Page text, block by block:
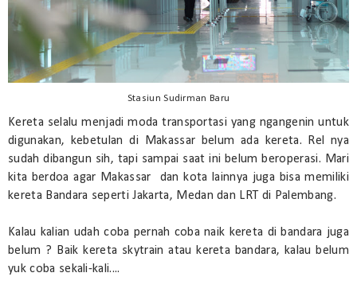
Stasiun Sudirman Baru
Kereta selalu menjadi moda transportasi yang ngangenin untuk
digunakan, kebetulan di Makassar belum ada kereta. Rel nya
sudah dibangun sih, tapi sampai saat ini belum beroperasi. Mari
kita berdoa agar Makassar dan kota lainnya juga bisa memiliki
kereta Bandara seperti Jakarta, Medan dan LRT di Palembang.
Kalau kalian udah coba pernah coba naik kereta di bandara juga
belum ? Baik kereta skytrain atau kereta bandara, kalau belum
yuk coba sekali-kali....